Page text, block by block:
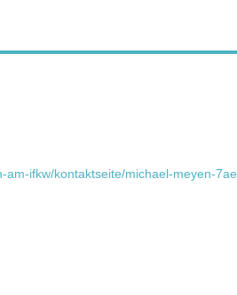
ifkw/kontaktseite/michael-meyen-7ae